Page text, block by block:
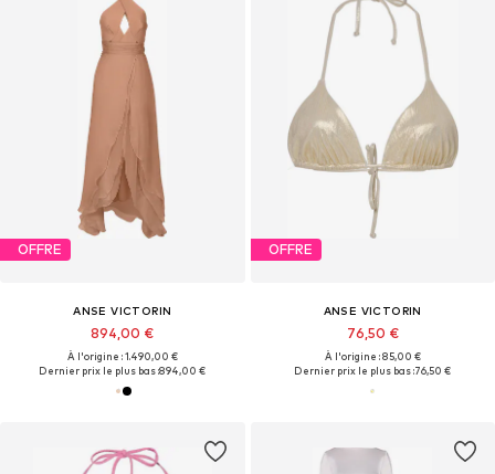
OFFRE
ANSE VICTORIN
894,00 €
À l'origine : 1.490,00 €
Dernier prix le plus bas :894,00 €
OFFRE
ANSE VICTORIN
76,50 €
À l'origine : 85,00 €
Dernier prix le plus bas :76,50 €